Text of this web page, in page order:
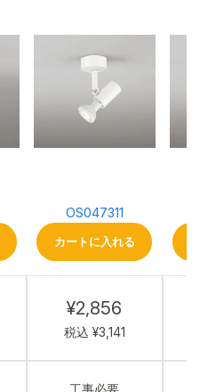
OS047311
カートに入れる
¥2,856
税込 ¥3,141